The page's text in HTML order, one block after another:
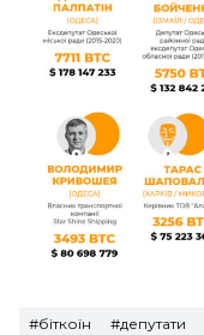
#біткоїн #депутати